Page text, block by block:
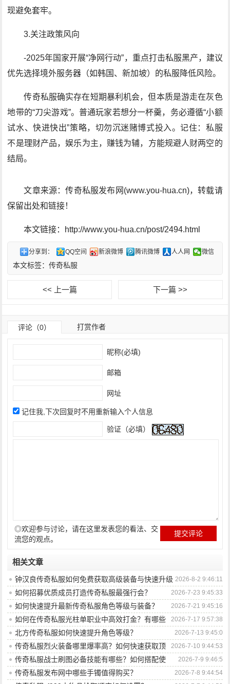
现避免套牢。
3.关注政策风向
-2025年国家开展“净网行动”，重点打击私服黑产，建议
优先选择境外服务器（如韩国、新加坡）的私服降低风险。
传奇私服确实存在短期暴利机会，但本质是游走在灰色
地带的“刀尖游戏”。普通玩家若想分一杯羹，务必遵循“小额
试水、快进快出”策略，切勿沉迷赌博式投入。记住：私服
不是理财产品，娱乐为主，赚钱为辅，方能规避人财两空的
结局。
文章来源：传奇私服发布网(www.you-hua.cn)，转载请
保留出处和链接！
本文链接：http://www.you-hua.cn/post/2494.html
分享到： QQ空间 新浪微博 腾讯微博 人人网 微信
本文标签：传奇私服
<< 上一篇 下一篇 >>
评论（0） 打赏作者
昵称(必填)
邮箱
网址
记住我,下次回复时不用重新输入个人信息
验证（必填）
◎欢迎参与讨论，请在这里发表您的看法、交
流您的观点。
相关文章
2026-8-2 9:46:11
钟汉良传奇私服如何免费获取高级装备与快速升级
攻略？
2026-7-23 9:45:33
如何招募优质成员打造传奇私服最强行会？
2026-7-21 9:45:16
如何快速提升最新传奇私服角色等级与装备？
2026-7-17 9:57:38
如何在传奇私服光柱单职业中高效打金？有哪些
技巧与策略？
2026-7-13 9:45:0
北方传奇私服如何快速提升角色等级？
2026-7-10 9:44:53
传奇私服烈火装备哪里爆率高？如何快速获取顶
级装备？
2026-7-9 9:46:5
传奇私服战士刷图必备技能有哪些？如何搭配使
用？
2026-7-8 9:44:54
传奇私服发布网中哪些手镯值得购买？